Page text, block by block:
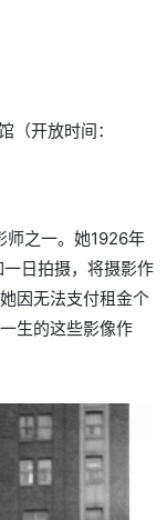
（开放时间：
师之一。她1926年
日拍摄，将摄影作
因无法支付租金个
生的这些影像作